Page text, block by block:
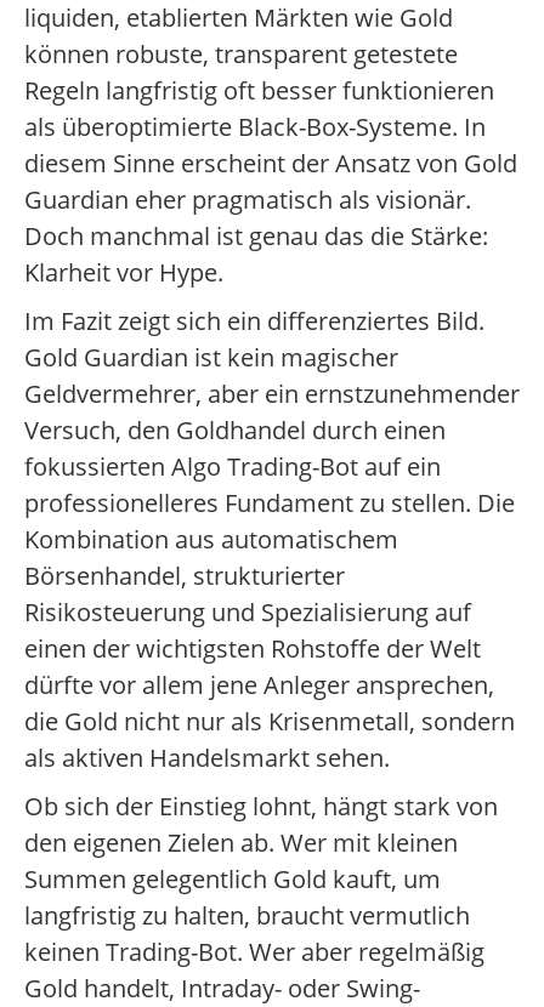
liquiden, etablierten Märkten wie Gold
können robuste, transparent getestete
Regeln langfristig oft besser funktionieren
als überoptimierte Black-Box-Systeme. In
diesem Sinne erscheint der Ansatz von Gold
Guardian eher pragmatisch als visionär.
Doch manchmal ist genau das die Stärke:
Klarheit vor Hype.
Im Fazit zeigt sich ein differenziertes Bild.
Gold Guardian ist kein magischer
Geldvermehrer, aber ein ernstzunehmender
Versuch, den Goldhandel durch einen
fokussierten Algo Trading-Bot auf ein
professionelleres Fundament zu stellen. Die
Kombination aus automatischem
Börsenhandel, strukturierter
Risikosteuerung und Spezialisierung auf
einen der wichtigsten Rohstoffe der Welt
dürfte vor allem jene Anleger ansprechen,
die Gold nicht nur als Krisenmetall, sondern
als aktiven Handelsmarkt sehen.
Ob sich der Einstieg lohnt, hängt stark von
den eigenen Zielen ab. Wer mit kleinen
Summen gelegentlich Gold kauft, um
langfristig zu halten, braucht vermutlich
keinen Trading-Bot. Wer aber regelmäßig
Gold handelt, Intraday- oder Swing-